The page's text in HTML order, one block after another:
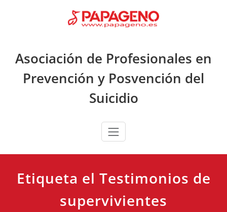
Asociación de Profesionales en
Prevención y Posvención del
Suicidio
Etiqueta el Testimonios de
supervivientes